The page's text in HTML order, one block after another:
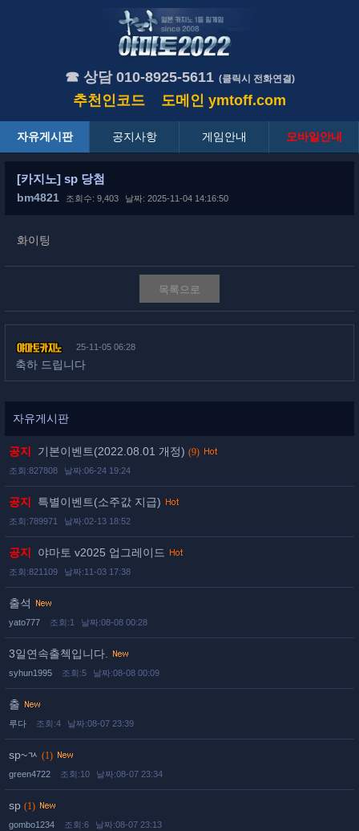
☎ 상담 010-8925-5611 (클릭시 전화연결)
추천인코드 도메인 ymtoff.com
자유게시판 공지사항 게임안내 모바일안내
[카지노] sp 당첨
bm4821 조회수: 9,403 날짜: 2025-11-04 14:16:50
화이팅
목록으로
25-11-05 06:28
축하 드립니다
자유게시판
공지 기본이벤트(2022.08.01 개정) (9)
조회:827808 날짜:06-24 19:24
공지 특별이벤트(소주값 지급)
조회:789971 날짜:02-13 18:52
공지 야마토 v2025 업그레이드
조회:821109 날짜:11-03 17:38
출석
yato777 조회:1 날짜:08-08 00:28
3일연속출첵입니다.
syhun1995 조회:5 날짜:08-08 00:09
출
루다 조회:4 날짜:08-07 23:39
sp~ㄳ (1)
green4722 조회:10 날짜:08-07 23:34
sp (1)
gombo1234 조회:6 날짜:08-07 23:13